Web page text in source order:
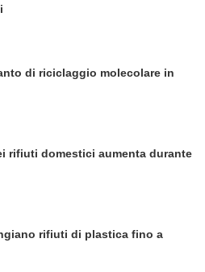
di riciclaggio molecolare in
rifiuti domestici aumenta durante
rifiuti di plastica fino a